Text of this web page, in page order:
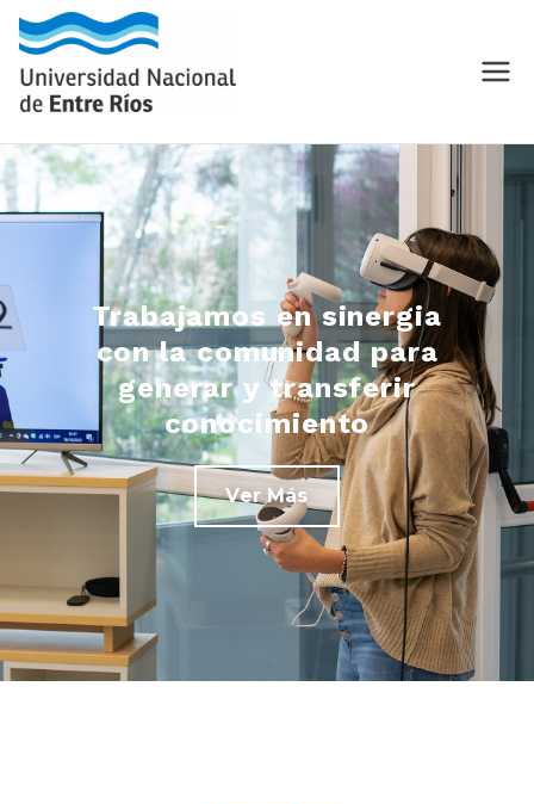
Trabajamos en sinergia
con la comunidad para
generar y transferir
conocimiento
Ver Más